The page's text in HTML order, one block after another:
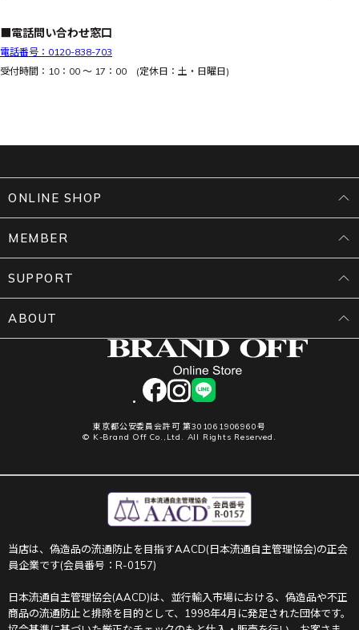
■電話問い合わせ窓口
電話番号：0120-838-703
受付時間：10：00 ～ 17：00 (定休日：土・日曜日)
facebookinstagram
LINE
東京都公安委員会許可 第301061906960号
© K-Brand Off Co.,Ltd. All Rights Reserved.
ONLINE SHOP
MEMBER
SUPPORT
ABOUT
当店は、偽造品の流通防止を目指すAACD(日本流通自主管理協会)の正会
員企業です(会員番号：R-0157)
日本流通自主管理協会(AACD)は、並行輸入市場における、偽造品や不正
商品の流通防止と排除を目的として、1998年4月に発足された団体です。